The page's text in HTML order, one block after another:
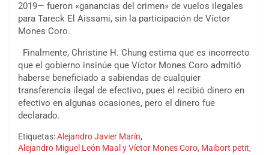
2019— fueron «ganancias del crimen» de vuelos ilegales
para Tareck El Aissami, sin la participación de Víctor
Mones Coro.
Finalmente, Christine H. Chung estima que es incorrecto
que el gobierno insinúe que Víctor Mones Coro admitió
haberse beneficiado a sabiendas de cualquier
transferencia ilegal de efectivo, pues él recibió dinero en
efectivo en algunas ocasiones, pero el dinero fue
declarado.
Etiquetas:Alejandro Javier Marín,
Alejandro Miguel León Maal y Víctor Mones Coro, Maibort petit,